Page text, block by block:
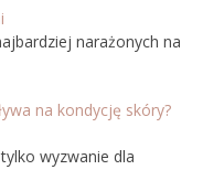
narażonych na
na kondycję skóry?
wyzwanie dla